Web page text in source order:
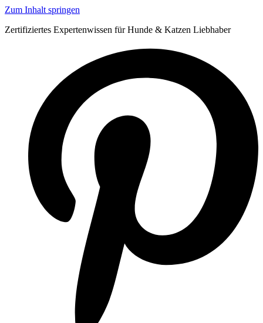
Zum Inhalt springen
Zertifiziertes Expertenwissen für Hunde & Katzen Liebhaber